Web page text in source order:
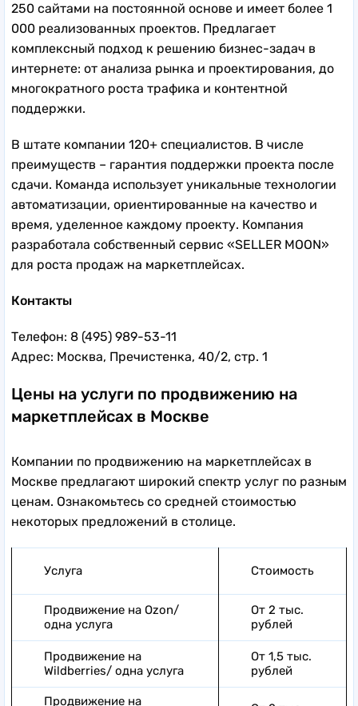
250 сайтами на постоянной основе и имеет более 1
000 реализованных проектов. Предлагает
комплексный подход к решению бизнес-задач в
интернете: от анализа рынка и проектирования, до
многократного роста трафика и контентной
поддержки.
В штате компании 120+ специалистов. В числе
преимуществ – гарантия поддержки проекта после
сдачи. Команда использует уникальные технологии
автоматизации, ориентированные на качество и
время, уделенное каждому проекту. Компания
разработала собственный сервис «SELLER MOON»
для роста продаж на маркетплейсах.
Контакты
Телефон: 8 (495) 989-53-11
Адрес: Москва, Пречистенка, 40/2, стр. 1
Цены на услуги по продвижению на
маркетплейсах в Москве
Компании по продвижению на маркетплейсах в
Москве предлагают широкий спектр услуг по разным
ценам. Ознакомьтесь со средней стоимостью
некоторых предложений в столице.
Услуга Стоимость
Продвижение на Ozon/
одна услуга
От 2 тыс.
рублей
Продвижение на
Wildberries/ одна услуга
От 1,5 тыс.
рублей
Продвижение на